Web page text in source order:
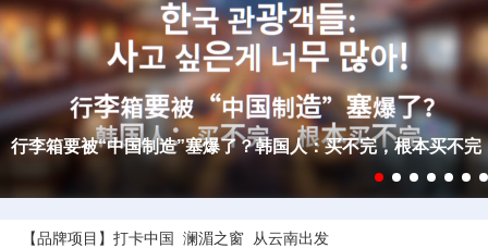
【中韩之窗】从麻辣小龙虾到奶茶 看韩国年轻人的“中国味”新
【品牌项目】 打卡中国 澜湄之窗 从云南出发